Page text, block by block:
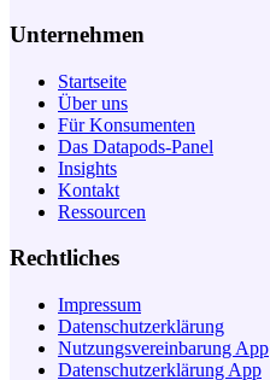
Unternehmen
Startseite
Über uns
Für Konsumenten
Das Datapods-Panel
Insights
Kontakt
Ressourcen
Rechtliches
Impressum
Datenschutzerklärung
Nutzungsvereinbarung App
Datenschutzerklärung App